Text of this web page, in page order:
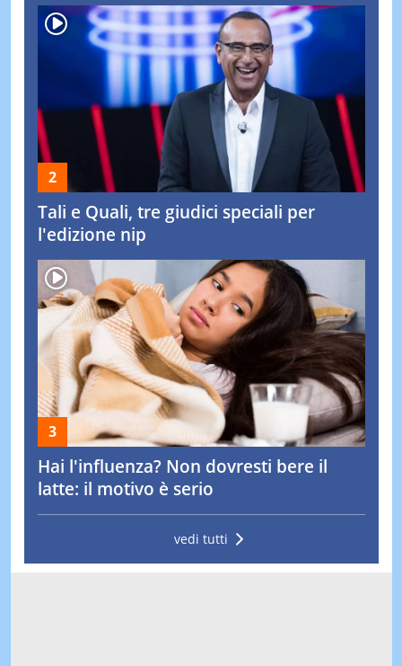
Tali e Quali, tre giudici speciali per
l'edizione nip
Hai l'influenza? Non dovresti bere il
latte: il motivo è serio
vedi tutti